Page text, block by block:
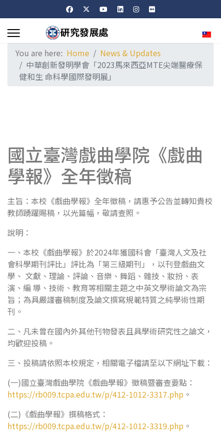
You are here: Home
News & Updates
中華創新發明學會「2023馬來西亞MTE尖端醫療保
健和生 命科學國際發明展」
國立臺灣戲曲學院《戲曲
學報》全年徵稿
主旨：本校《戲曲學報》全年徵稿，請惠予公告並轉知貴校
教師踴躍賜稿，以光篇幅，敬請查照。
說明：
一、本校《戲曲學報》於2024年獲國科會「臺灣人文及社
會科學期刊評比」評比為「第三級期刊」，以刊登戲曲文
學、 文獻、理論、評論、音樂、舞蹈、雜技、妝扮、表
演、編 導、技術、教育等相關主題之中英文學術論文為宗
旨；為具嚴謹審稿制度及論文撰寫規範特質之純學術性期
刊。
二、凡未曾在國內外其他刊物發表且具學術研究性之論文，
均歡迎投稿。
三、投稿請依照本校規定，相關電子檔請至以下網址下載：
(一)國立臺灣戲曲學院《戲曲學報》徵稿暨審查要點：
https://rb009.tcpa.edu.tw/p/412-1012-3317.php 。
(二)《戲曲學報》撰稿格式：
https://rb009.tcpa.edu.tw/p/412-1012-3319.php 。